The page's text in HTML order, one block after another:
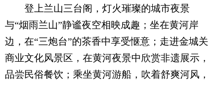
登上兰山三台阁，灯火璀璨的城市夜景
与“烟雨兰山”静谧夜空相映成趣；坐在黄河岸
边，在“三炮台”的茶香中享受惬意；走进金城关
商业文化风景区，在黄河夜景中欣赏非遗展示，
品尝民俗餐饮；乘坐黄河游船，吹着舒爽河风，